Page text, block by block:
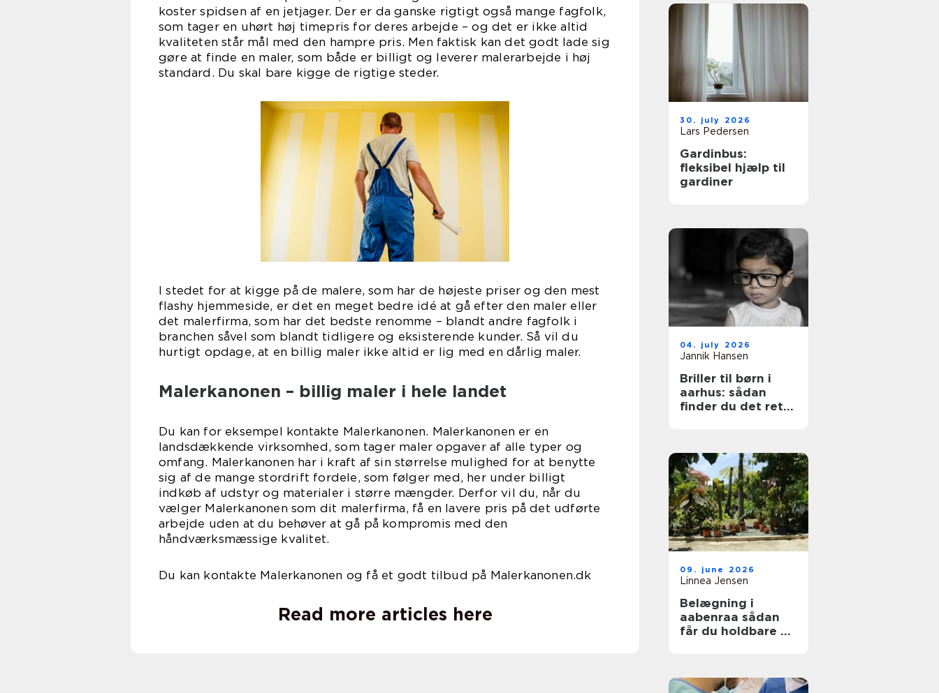
koster spidsen af en jetjager. Der er da ganske rigtigt også mange fagfolk,
som tager en uhørt høj timepris for deres arbejde – og det er ikke altid
kvaliteten står mål med den hampre pris. Men faktisk kan det godt lade sig
gøre at finde en maler, som både er billigt og leverer malerarbejde i høj
standard. Du skal bare kigge de rigtige steder.
I stedet for at kigge på de malere, som har de højeste priser og den mest
flashy hjemmeside, er det en meget bedre idé at gå efter den maler eller
det malerfirma, som har det bedste renomme – blandt andre fagfolk i
branchen såvel som blandt tidligere og eksisterende kunder. Så vil du
hurtigt opdage, at en billig maler ikke altid er lig med en dårlig maler.
Malerkanonen – billig maler i hele landet
Du kan for eksempel kontakte Malerkanonen. Malerkanonen er en
landsdækkende virksomhed, som tager maler opgaver af alle typer og
omfang. Malerkanonen har i kraft af sin størrelse mulighed for at benytte
sig af de mange stordrift fordele, som følger med, her under billigt
indkøb af udstyr og materialer i større mængder. Derfor vil du, når du
vælger Malerkanonen som dit malerfirma, få en lavere pris på det udførte
arbejde uden at du behøver at gå på kompromis med den
håndværksmæssige kvalitet.
Du kan kontakte Malerkanonen og få et godt tilbud på Malerkanonen.dk
Read more articles here
30. july 2026
Lars Pedersen
Gardinbus:
fleksibel hjælp til
gardiner
04. july 2026
Jannik Hansen
Briller til børn i
aarhus: sådan
finder du det rette
09. june 2026
Linnea Jensen
Belægning i
aabenraa sådan
får du holdbare og